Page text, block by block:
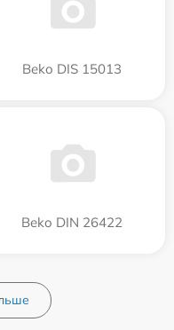
Beko DIS 15013
Beko DIN 26422